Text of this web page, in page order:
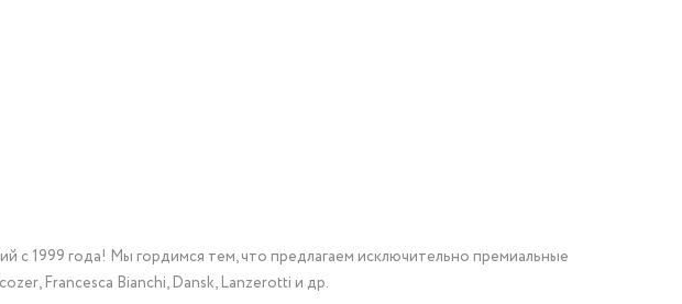
1999 года! Мы гордимся тем, что предлагаем исключительно премиальные
Francesca Bianchi, Dansk, Lanzerotti и др.